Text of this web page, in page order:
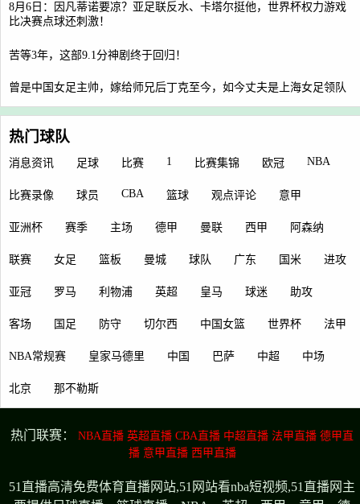
8月6日：因凡蒂诺要凉？亚足联反水、卡塔尔挺他，世界杯权力游戏
比决赛点球还刺激！
苦等3年，这部9.1分神剧终于回归！
曾是中国女足主帅，嫁给师兄后丁克至今，如今丈夫是上海女足领队
热门球队
消息资讯 足球 比赛 1 比赛集锦 欧冠 NBA
比赛录像 球员 CBA 篮球 观点评论 意甲
亚洲杯 赛季 主场 德甲 曼联 西甲 阿森纳
联赛 女足 篮板 曼城 球队 广东 国米 进攻
亚冠 罗马 利物浦 英超 皇马 球迷 助攻
客场 国足 防守 切尔西 中国女篮 世界杯 法甲
NBA常规赛 皇家马德里 中国 巴萨 中超 中场
北京 那不勒斯
热门联赛： NBA直播 英超直播 CBA直播 中超直播 法甲直播 德甲直
播 意甲直播 西甲直播
51直播高清免费体育直播网站,51网站看nba短视频,51直播网主